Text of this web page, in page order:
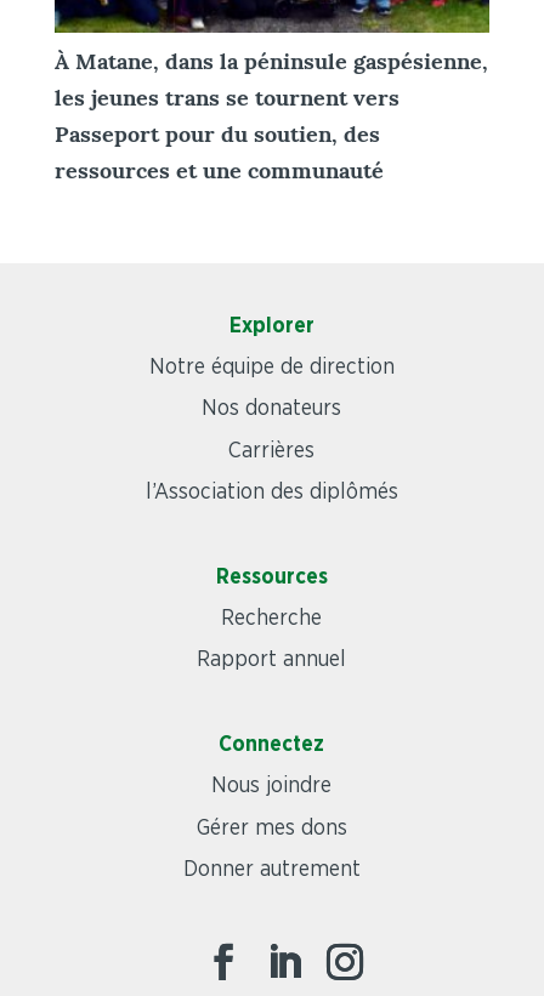
À Matane, dans la péninsule gaspésienne,
les jeunes trans se tournent vers
Passeport pour du soutien, des
ressources et une communauté
Explorer
Notre équipe de direction
Nos donateurs
Carrières
l’Association des diplômés
Ressources
Recherche
Rapport annuel
Connectez
Nous joindre
Gérer mes dons
Donner autrement